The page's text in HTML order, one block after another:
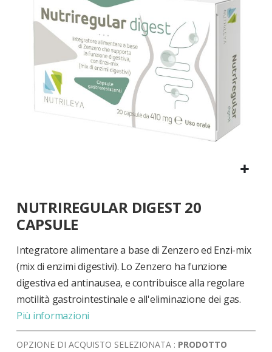
immagini
all'inizio
della
galleria
di
immagini
NUTRIREGULAR DIGEST 20
CAPSULE
Integratore alimentare a base di Zenzero ed Enzi-mix
(mix di enzimi digestivi). Lo Zenzero ha funzione
digestiva ed antinausea, e contribuisce alla regolare
motilità gastrointestinale e all'eliminazione dei gas.
Più informazioni
OPZIONE DI ACQUISTO SELEZIONATA : PRODOTTO